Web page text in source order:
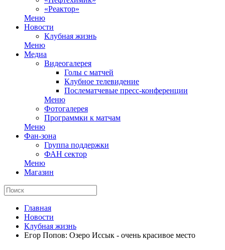
«Реактор»
Меню
Новости
Клубная жизнь
Меню
Медиа
Видеогалерея
Голы с матчей
Клубное телевидение
Послематчевые пресс-конференции
Меню
Фотогалерея
Программки к матчам
Меню
Фан-зона
Группа поддержки
ФАН сектор
Меню
Магазин
Главная
Новости
Клубная жизнь
Егор Попов: Озеро Иссык - очень красивое место